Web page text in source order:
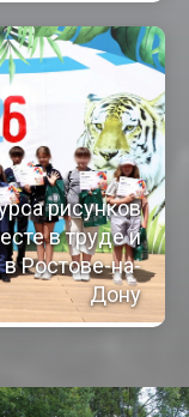
рисунков
в труде и
Ростове-на-
Дону